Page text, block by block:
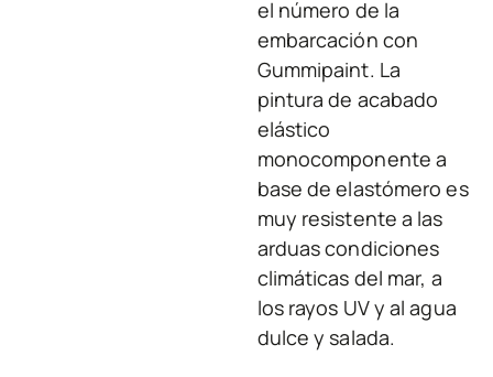
el número de la
embarcación con
Gummipaint. La
pintura de acabado
elástico
monocomponente a
base de elastómero es
muy resistente a las
arduas condiciones
climáticas del mar, a
los rayos UV y al agua
dulce y salada.